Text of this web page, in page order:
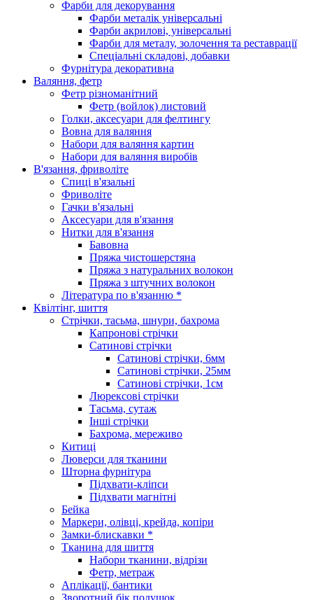
Фарби для декорування
Фарби металік універсальні
Фарби акрилові, універсальні
Фарби для металу, золочення та реставрації
Спеціальні складові, добавки
Фурнітура декоративна
Валяння, фетр
Фетр різноманітний
Фетр (войлок) листовий
Голки, аксесуари для фелтингу
Вовна для валяння
Набори для валяння картин
Набори для валяння виробів
В'язання, фриволіте
Спиці в'язальні
Фриволіте
Гачки в'язальні
Аксесуари для в'язання
Нитки для в'язання
Бавовна
Пряжа чистошерстяна
Пряжа з натуральних волокон
Пряжа з штучних волокон
Література по в'язанню *
Квілтінг, шиття
Стрічки, тасьма, шнури, бахрома
Капронові стрічки
Сатинові стрічки
Сатинові стрічки, 6мм
Сатинові стрічки, 25мм
Сатинові стрічки, 1см
Люрексові стрічки
Тасьма, сутаж
Інші стрічки
Бахрома, мереживо
Китиці
Люверси для тканини
Шторна фурнітура
Підхвати-кліпси
Підхвати магнітні
Бейка
Маркери, олівці, крейда, копіри
Замки-блискавки *
Тканина для шиття
Набори тканини, відрізи
Фетр, метраж
Аплікації, бантики
Зворотний бік подушок